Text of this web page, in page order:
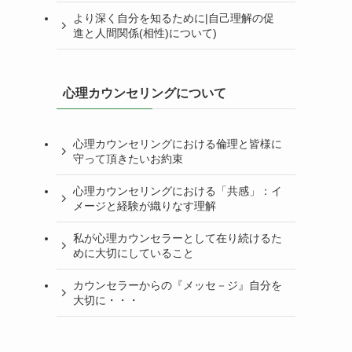
より深く自分を知るために|自己理解の促
進と人間関係(相性)について)
心理カウンセリングについて
心理カウンセリングにおける倫理と皆様に
守って頂きたいお約束
心理カウンセリングにおける「共感」：イ
メージと経験が織りなす理解
私が心理カウンセラーとして在り続けるた
めに大切にしていること
カウンセラーからの『メッセ－ジ』自分を
大切に・・・